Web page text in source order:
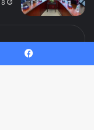
8 أغسطس، 2026
فيسبوك